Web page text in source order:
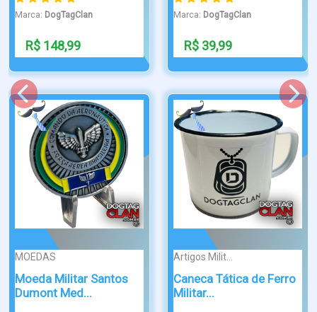
Marca:DogTagClan
R$ 29,90
Marca:DogTagClan
R$ 32,90
PONTA DE DIAM...
Pingente Spotify Code
Personali...
PONTA DE DIAM...
Dog Tag Filho
gravado ...